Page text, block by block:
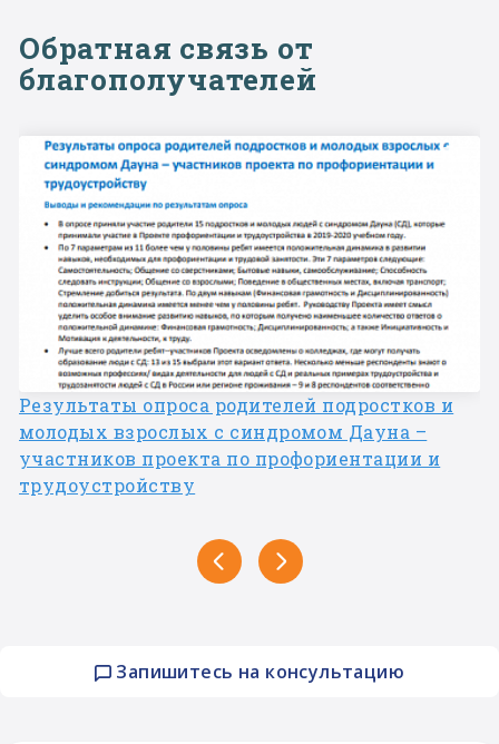
Запишитесь на консультацию
Обратная связь от
благополучателей
Результаты опроса родителей подростков и
молодых взрослых с синдромом Дауна –
участников проекта по профориентации и
трудоустройству